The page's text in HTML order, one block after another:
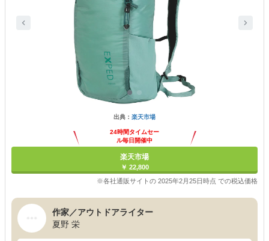
出典： 楽天市場
24時間タイムセー
ル毎日開催中
楽天市場
￥ 22,800
※各社通販サイトの 2025年2月25日時点 での税込価格
作家／アウトドアライター
夏野 栄